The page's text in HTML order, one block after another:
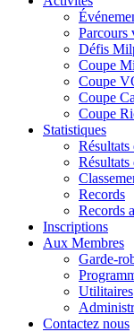
Parcours
Défis
Coupe
Coupe
Coupe
Coupe
Statistiques
Résultats
Records
Records
Inscriptions
Aux Membres
Garde-
Utilitaires
Contactez nous